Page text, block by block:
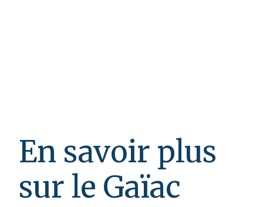
En savoir plus
sur le Gaïac